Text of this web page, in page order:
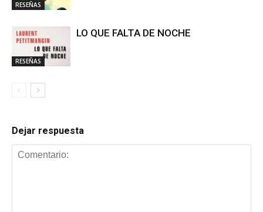
RESEÑAS
RESEÑAS
LO QUE FALTA DE NOCHE
Dejar respuesta